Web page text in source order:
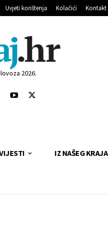
Uvjeti korištenja Kolačići Kontakt
2026.
IZ NAŠEG KRAJA